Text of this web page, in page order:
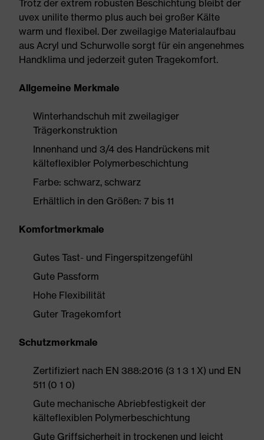
Trotz der extrem robusten Beschichtung bleibt der
uvex unilite thermo plus auch bei großer Kälte
warm und flexibel. Der zweilagige Materialaufbau
aus Acryl und Schurwolle sorgt für ein angenehmes
Handklima und jederzeit guten Tragekomfort.
Allgemeine Merkmale
Winterhandschuh mit zweilagiger
Trägerkonstruktion
Innenhand und 3/4 des Handrückens mit
kälteflexibler Polymerbeschichtung
Farbe: schwarz, schwarz
Erhältlich in den Größen: 7 bis 11
Komfortmerkmale
Gutes Tast- und Fingerspitzengefühl
Gute Passform
Hohe Flexibilität
Guter Tragekomfort
Schutzmerkmale
Zertifiziert nach EN 388:2016 (3 1 3 1 X) und EN
511 (0 1 0)
Gute mechanische Abriebfestigkeit der
kälteflexiblen Polymerbeschichtung
Gute Griffsicherheit in trockenen und leicht